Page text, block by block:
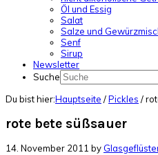
Öl und Essig
Salat
Salze und
Senf
Sirup
Newsletter
Suche
Du bist hier:Hauptseite /Pickles /
rote bete süßsauer
14. November 2011 by